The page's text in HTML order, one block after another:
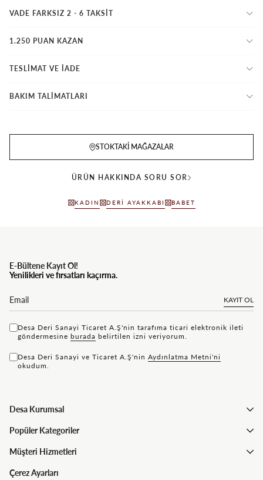
VADE FARKSIZ 2 - 6 TAKSIT
1.250 PUAN KAZAN
TESLİMAT VE İADE
BAKIM TALİMATLARI
STOKTAKI MAĞAZALAR
ÜRÜN HAKKINDA SORU SOR
KADIN DERI AYAKKABI BABET
E-Bültene Kayıt Ol!
Yenilikleri ve fırsatları kaçırma.
KAYIT OL
Desa Deri Sanayi Ticaret A.Ş'nin tarafıma ticari elektronik ileti
göndermesine bu rada belirtilen izni veriyorum.
Desa Deri Sanayi ve Ticaret A.Ş'nin Aydınlatma Metni'ni
okudum.
Desa Kurumsal
Popüler Kategoriler
Müşteri Hizmetleri
Çerez Ayarları